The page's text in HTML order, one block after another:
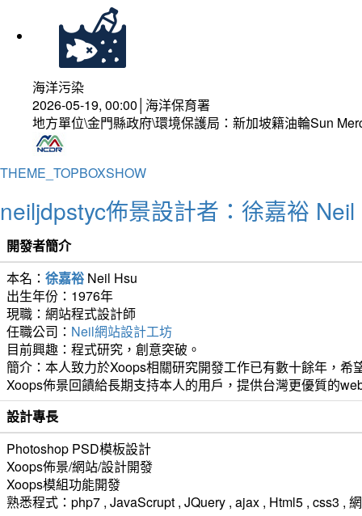
海洋污染
2026-05-19, 00:00│海洋保育署
地方單位\金門縣政府\環境保護局：新加坡籍油輪Sun
THEME_TOPBOXSHOW
neiljdpstyc佈景設計者：徐嘉裕
開發者簡介
本名： 徐嘉裕 Neil Hsu
出生年份：1976年
現職：網站程式設計師
任職公司： Neil網站設計工坊
目前興趣：程式研究，創意突破。
簡介：本人致力於Xoops相關研究開發工作已有數十餘年，
Xoops佈景回饋給長期支持本人的用戶，提供台灣更優質的
設計專長
Photoshop PSD模板設計
Xoops佈景/網站/設計開發
Xoops模組功能開發
熟悉程式：php7 , JavaScrupt , JQuery , ajax , Html5 , css3 ,